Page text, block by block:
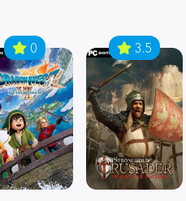
0 3.5